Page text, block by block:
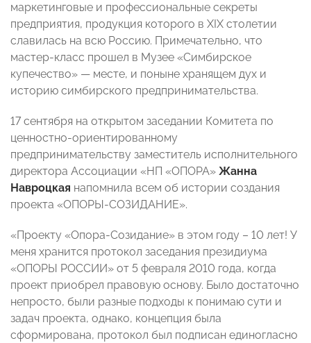
маркетинговые и профессиональные секреты
предприятия, продукция которого в XIX столетии
славилась на всю Россию. Примечательно, что
мастер-класс прошел в Музее «Симбирское
купечество» — месте, и поныне хранящем дух и
историю симбирского предпринимательства.
17 сентября на открытом заседании Комитета по
ценностно-ориентированному
предпринимательству заместитель исполнительного
директора Ассоциации «НП «ОПОРА» Жанна
Навроцкая напомнила всем об истории создания
проекта «ОПОРЫ-СОЗИДАНИЕ».
«Проекту «Опора-Созидание» в этом году – 10 лет! У
меня хранится протокол заседания президиума
«ОПОРЫ РОССИИ» от 5 февраля 2010 года, когда
проект приобрел правовую основу. Было достаточно
непросто, были разные подходы к понимаю сути и
задач проекта, однако, концепция была
сформирована, протокол был подписан единогласно